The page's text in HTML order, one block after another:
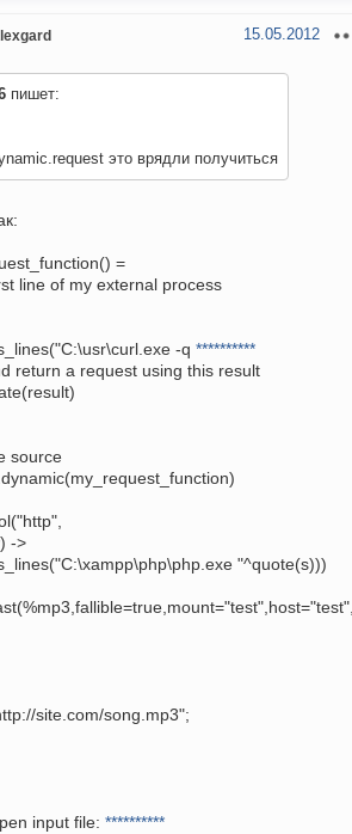
15.05.2012
пишет:
это врядли получиться
=
line of my external process
-q **********
return a request using this result
source
->
"^quote(s)))
site.com/song.mp3";
input file: **********